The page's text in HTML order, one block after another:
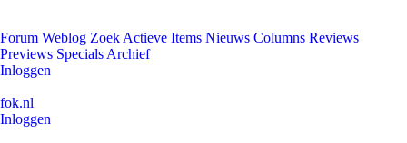
Forum Weblog Zoek Actieve Items Nieuws Columns Reviews
Previews Specials Archief
Inloggen
fok.nl
Inloggen